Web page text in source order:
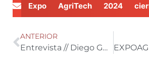
Expo AgriTech 2024
ANTERIOR
Entrevista // Diego Guirado, delegado comercial de Top Seeds Ibérica